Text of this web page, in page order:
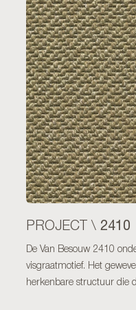
PROJECT \ 2410
De Van Besouw 2410
visgraatmotief. Het
herkenbare structuur die